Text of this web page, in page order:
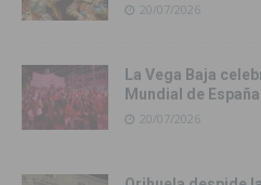
20/07/2026
La Vega Baja
Mundial de España
20/07/2026